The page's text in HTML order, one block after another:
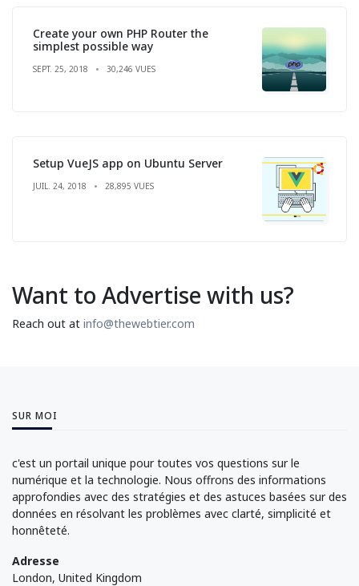
Create your own PHP Router the
simplest possible way
SEPT. 25, 2018 30,246 VUES
Setup VueJS app on Ubuntu Server
JUIL. 24, 2018 28,895 VUES
Want to Advertise with us?
Reach out at info@thewebtier.com
SUR MOI
c'est un portail unique pour toutes vos questions sur le
numérique et la technologie. Nous offrons des informations
approfondies avec des stratégies et des astuces basées sur des
données en résolvant les problèmes avec clarté, simplicité et
honnêteté.
Adresse
London, United Kingdom